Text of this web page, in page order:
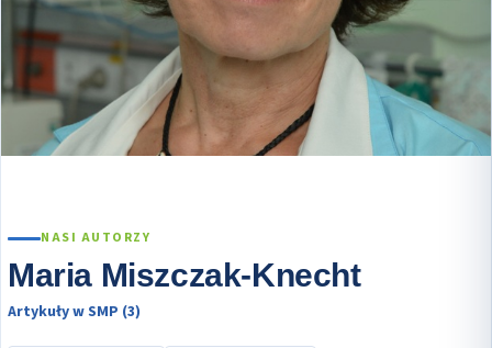
NASI AUTORZY
Maria Miszczak-Knecht
Artykuły w SMP (3)